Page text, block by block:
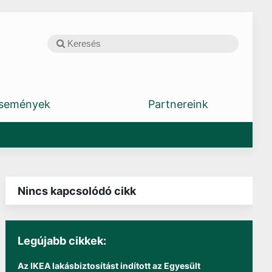
Partnereink
Nincs kapcsolódó cikk
Legújabb cikkek:
Az IKEA lakásbiztosítást indított az Egyesült